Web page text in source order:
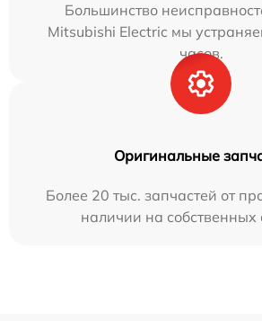
Большинство
Mitsubishi Electric мы
часов.
Оригинальные
Более 20 тыс. запчастей от
наличии на собственных